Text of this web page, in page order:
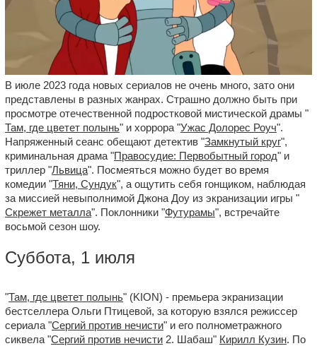
В июле 2023 года новых сериалов не очень много, зато они
представлены в разных жанрах. Страшно должно быть при
просмотре отечественной подростковой мистической драмы "
Там, где цветет полынь" и хоррора "Ужас Долорес Роуч".
Напряженный сеанс обещают детектив "Замкнутый круг",
криминальная драма "Правосудие: Первобытный город" и
триллер "Львица". Посмеяться можно будет во время
комедии "Тяни, Сундук", а ощутить себя гонщиком, наблюдая
за миссией невыполнимой Джона Доу из экранизации игры "
Скрежет металла". Поклонники "Футурамы", встречайте
восьмой сезон шоу.
Суббота, 1 июля
"Там, где цветет полынь" (KION) - премьера экранизации
бестселлера Ольги Птицевой, за которую взялся режиссер
сериала "Сергий против нечисти" и его полнометражного
сиквела "Сергий против нечисти 2. Шабаш" Кирилл Кузин. По